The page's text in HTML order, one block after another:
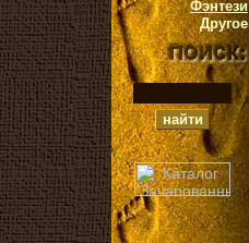
Фэнтези
Другое